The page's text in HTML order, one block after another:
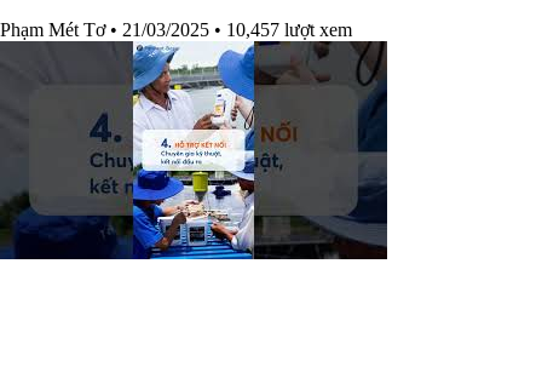
Phạm Mét Tơ • 21/03/2025 • 10,457 lượt xem